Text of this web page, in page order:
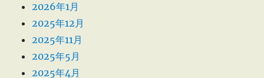
2026年1月
2025年12月
2025年11月
2025年5月
2025年4月